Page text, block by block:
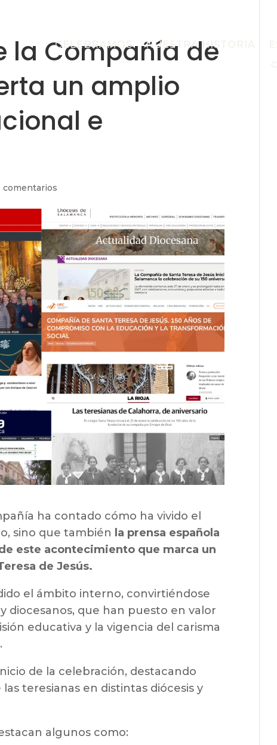
CELEBRAMOS NUESTRA HISTORIA
la Compañía de
un amplio
e
comentarios
ha contado cómo ha vivido el
sino que también la prensa española
este acontecimiento que marca un
de Jesús.
el ámbito interno, convirtiéndose
diocesanos, que han puesto en valor
educativa y la vigencia del carisma
de la celebración, destacando
teresianas en distintas diócesis y
algunos como: